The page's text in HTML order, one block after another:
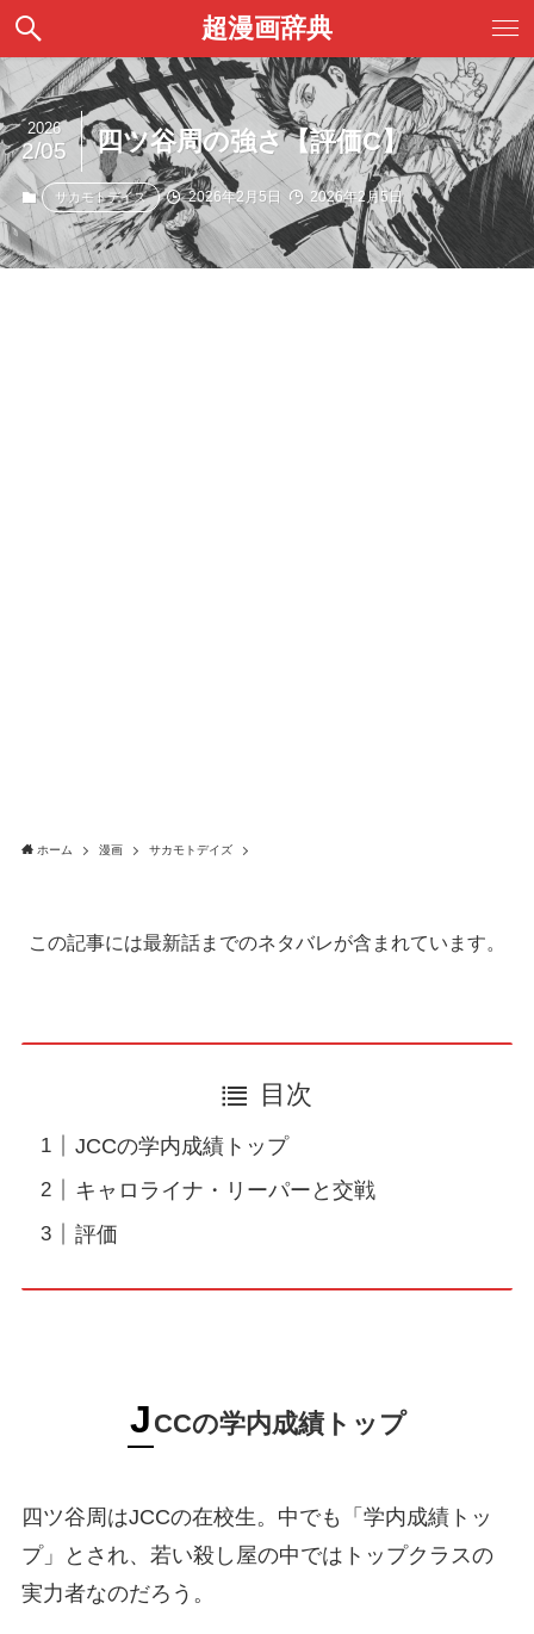
超漫画辞典
四ツ谷周の強さ【評価C】
2026
2/05
サカモトデイズ 2026年2月5日 2026年2月5日
ホーム 漫画 サカモトデイズ
この記事には最新話までのネタバレが含まれています。
目次
JCCの学内成績トップ
キャロライナ・リーパーと交戦
評価
J CCの学内成績トップ
四ツ谷周はJCCの在校生。中でも「学内成績トッ
プ」とされ、若い殺し屋の中ではトップクラスの
実力者なのだろう。